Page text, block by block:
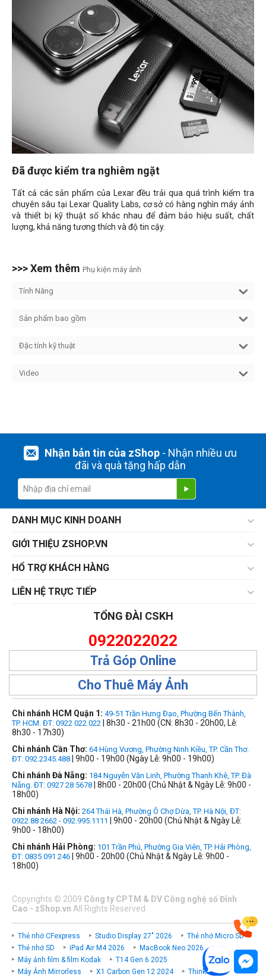
Đã được kiểm tra nghiêm ngặt
Tất cả các sản phẩm của Lexar đều trải qua quá trình kiểm tra
chuyên sâu tại Lexar Quality Labs, cơ sở có hàng nghìn máy ảnh
và thiết bị kỹ thuật số khác nhau để đảm bảo hiệu suất, chất
lượng, khả năng tương thích và độ tin cậy.
>>> Xem thêm Phụ kiện máy ảnh
Tính Năng
Sản phẩm bao gồm
Đặc tính kỹ thuật
Video
Nhận bản tin của zShop- Nhận nhiều ưu
đãi và quà tặng hấp dẫn
DANH MỤC KINH DOANH
GIỚI THIỆU ZSHOP.VN
HỔ TRỢ KHÁCH HÀNG
LIÊN HỆ TRỰC TIẾP
TỔNG ĐÀI CSKH
0922022022
Trả Góp Online
Cho Thuê Máy Ảnh
Chi nhánh HCM Quận 1: 49-51 Trần Hưng Đạo, Phường Bến Thành,
TP. HCM. ĐT: 0922 022 022 | 8h30 - 21h00 (CN: 8h30 - 20h00, Lễ:
8h30 - 17h30)
Chi nhánh Cần Thơ: 64 Hùng Vương, Phường Ninh Kiều, TP. Cần Thơ.
ĐT: 092.2345.488 | 9h00 - 19h00 (Ngày Lễ: 9h00 - 19h00)
Chi nhánh Đà Nẵng: 184 Nguyễn Văn Linh, Phường Thanh Khê, TP. Đà
Nẵng. ĐT: 0927 28 5678 | 8h00 - 20h00 (Chủ Nhật & Ngày Lễ: 9h00 -
18h00)
Chi nhánh Hà Nội: 264 Thái Hà, Phường Ô Chợ Dừa, TP. Hà Nội, ĐT:
0922 88 2662 - 092.995.1111
| 9h00 - 20h00 (Chủ Nhật & Ngày Lễ:
9h00 - 18h00)
Chi nhánh Hải Phòng: 101 Trần Phú, Phường Gia Viên, TP. Hải Phòng,
ĐT: 0835 091 246 | 9h00 - 20h00 (Chủ Nhật & Ngày Lễ: 9h00 -
18h00)
Copyrights © 2009 Công ty CPTM & DV Công nghệ số Đỉnh
Cao - zShop.vn All Rights Reserved
Thẻ nhớ CFexpress Studio Display 27" 2026
Thẻ nhớ Micro SD
Thẻ nhớ SD
iPad Air M4 2026
MacBook Neo 2026
Máy ảnh film & film Kodak
T14 Gen 6 2025
Máy Ảnh Mirrorless
X1 Carbon Gen 12 2024
ThinkPad P